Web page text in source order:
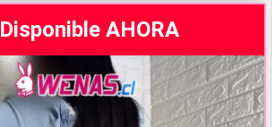
Disponible AHORA